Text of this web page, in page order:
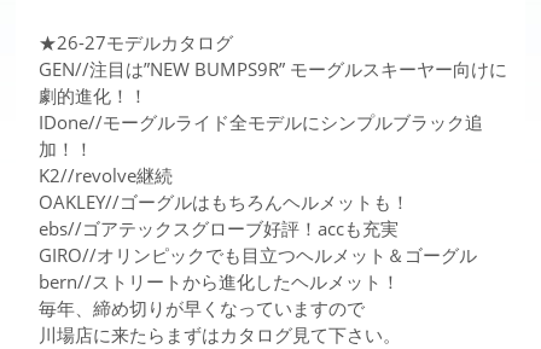
★26-27モデルカタログ
GEN//注目は”NEW BUMPS9R” モーグルスキーヤー向けに
劇的進化！！
IDone//モーグルライド全モデルにシンプルブラック追
加！！
K2//revolve継続
OAKLEY//ゴーグルはもちろんヘルメットも！
ebs//ゴアテックスグローブ好評！accも充実
GIRO//オリンピックでも目立つヘルメット＆ゴーグル
bern//ストリートから進化したヘルメット！
毎年、締め切りが早くなっていますので
川場店に来たらまずはカタログ見て下さい。